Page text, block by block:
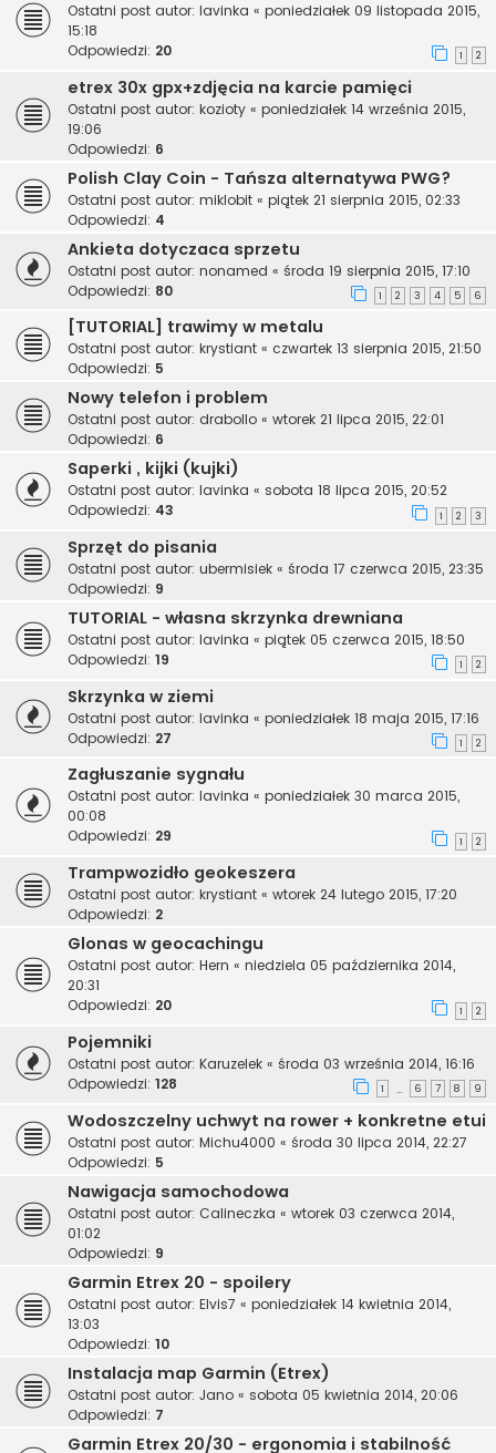
Ostatni post autor: lavinka « poniedziałek 09 listopada 2015,
15:18
Odpowiedzi: 20 1 2
etrex 30x gpx+zdjęcia na karcie pamięci
Ostatni post autor: kozioty « poniedziałek 14 września 2015,
19:06
Odpowiedzi: 6
Polish Clay Coin - Tańsza alternatywa PWG?
Ostatni post autor: miklobit « piątek 21 sierpnia 2015, 02:33
Odpowiedzi: 4
Ankieta dotyczaca sprzetu
Ostatni post autor: nonamed « środa 19 sierpnia 2015, 17:10
Odpowiedzi: 80 1 2 3 4 5 6
[TUTORIAL] trawimy w metalu
Ostatni post autor: krystiant « czwartek 13 sierpnia 2015, 21:50
Odpowiedzi: 5
Nowy telefon i problem
Ostatni post autor: drabollo « wtorek 21 lipca 2015, 22:01
Odpowiedzi: 6
Saperki , kijki (kujki)
Ostatni post autor: lavinka « sobota 18 lipca 2015, 20:52
Odpowiedzi: 43 1 2 3
Sprzęt do pisania
Ostatni post autor: ubermisiek « środa 17 czerwca 2015, 23:35
Odpowiedzi: 9
TUTORIAL - własna skrzynka drewniana
Ostatni post autor: lavinka « piątek 05 czerwca 2015, 18:50
Odpowiedzi: 19 1 2
Skrzynka w ziemi
Ostatni post autor: lavinka « poniedziałek 18 maja 2015, 17:16
Odpowiedzi: 27 1 2
Zagłuszanie sygnału
Ostatni post autor: lavinka « poniedziałek 30 marca 2015,
00:08
Odpowiedzi: 29 1 2
Trampwozidło geokeszera
Ostatni post autor: krystiant « wtorek 24 lutego 2015, 17:20
Odpowiedzi: 2
Glonas w geocachingu
Ostatni post autor: Hern « niedziela 05 października 2014,
20:31
Odpowiedzi: 20 1 2
Pojemniki
Ostatni post autor: Karuzelek « środa 03 września 2014, 16:16
Odpowiedzi: 128 1 … 6 7 8 9
Wodoszczelny uchwyt na rower + konkretne etui
Ostatni post autor: Michu4000 « środa 30 lipca 2014, 22:27
Odpowiedzi: 5
Nawigacja samochodowa
Ostatni post autor: Calineczka « wtorek 03 czerwca 2014,
01:02
Odpowiedzi: 9
Garmin Etrex 20 - spoilery
Ostatni post autor: Elvis7 « poniedziałek 14 kwietnia 2014,
13:03
Odpowiedzi: 10
Instalacja map Garmin (Etrex)
Ostatni post autor: Jano « sobota 05 kwietnia 2014, 20:06
Odpowiedzi: 7
Garmin Etrex 20/30 - ergonomia i stabilność